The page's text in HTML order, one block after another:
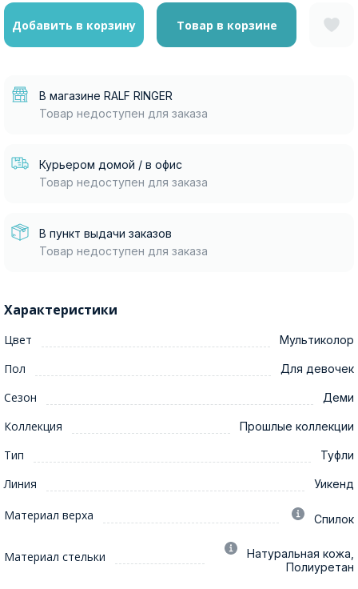
Добавить в корзину Товар в корзине
В магазине RALF RINGER
Товар недоступен для заказа
Курьером домой / в офис
Товар недоступен для заказа
В пункт выдачи заказов
Товар недоступен для заказа
Характеристики
Цвет Мультиколор
Пол Для девочек
Сезон Деми
Коллекция Прошлые коллекции
Тип Туфли
Линия Уикенд
Материал верха Спилок
Материал стельки
Натуральная кожа,
Полиуретан